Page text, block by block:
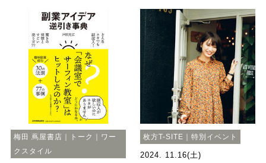
梅田 蔦屋書店｜トーク｜ワー
クスタイル
枚方T-SITE｜特別イベント
2024. 11.16(土)